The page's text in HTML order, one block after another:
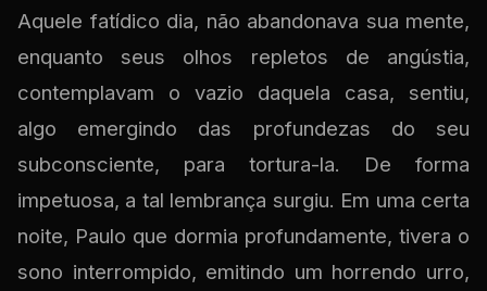
Aquele fatídico dia, não abandonava sua mente,
enquanto seus olhos repletos de angústia,
contemplavam o vazio daquela casa, sentiu,
algo emergindo das profundezas do seu
subconsciente, para tortura-la. De forma
impetuosa, a tal lembrança surgiu. Em uma certa
noite, Paulo que dormia profundamente, tivera o
sono interrompido, emitindo um horrendo urro,